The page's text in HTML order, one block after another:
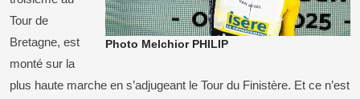
Photo Melchior PHILIP
Tour de
Bretagne, est
monté sur la
plus haute marche en s’adjugeant le Tour du Finistère. Et ce n’est